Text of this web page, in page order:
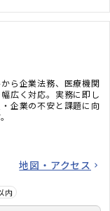
ら企業法務、医療機関
広く対応。実務に即し
企業の不安と課題に向
地図・アクセス
内